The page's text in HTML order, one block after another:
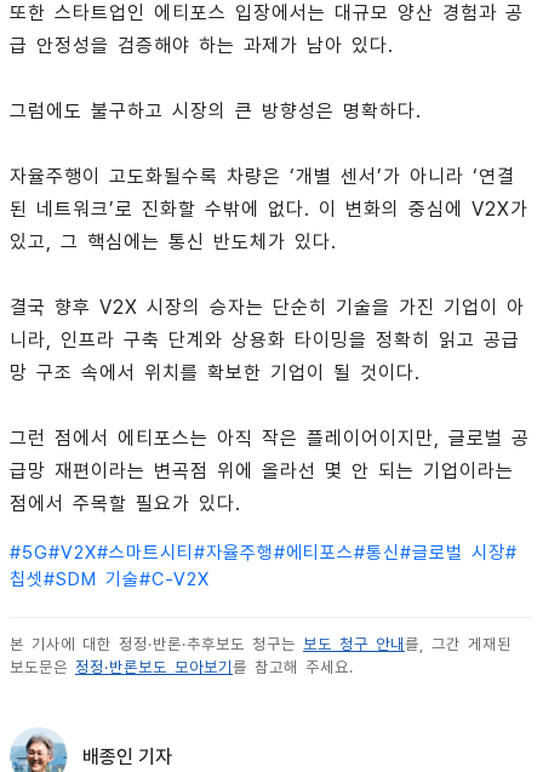
또한 스타트업인 에티포스 입장에서는 대규모 양산 경험과 공
급 안정성을 검증해야 하는 과제가 남아 있다.
그럼에도 불구하고 시장의 큰 방향성은 명확하다.
자율주행이 고도화될수록 차량은 ‘개별 센서’가 아니라 ‘연결
된 네트워크’로 진화할 수밖에 없다. 이 변화의 중심에 V2X가
있고, 그 핵심에는 통신 반도체가 있다.
결국 향후 V2X 시장의 승자는 단순히 기술을 가진 기업이 아
니라, 인프라 구축 단계와 상용화 타이밍을 정확히 읽고 공급
망 구조 속에서 위치를 확보한 기업이 될 것이다.
그런 점에서 에티포스는 아직 작은 플레이어이지만, 글로벌 공
급망 재편이라는 변곡점 위에 올라선 몇 안 되는 기업이라는
점에서 주목할 필요가 있다.
#5G#V2X#스마트시티 #자율주행#에티포스#통신#글로벌 시장#
칩셋#SDM 기술#C-V2X
본 기사에 대한 정정·반론·추후보도 청구는 보도 청구 안내 를, 그간 게재된
보도문은 정정·반론보도 모아보기 를 참고해 주세요.
배종인 기자